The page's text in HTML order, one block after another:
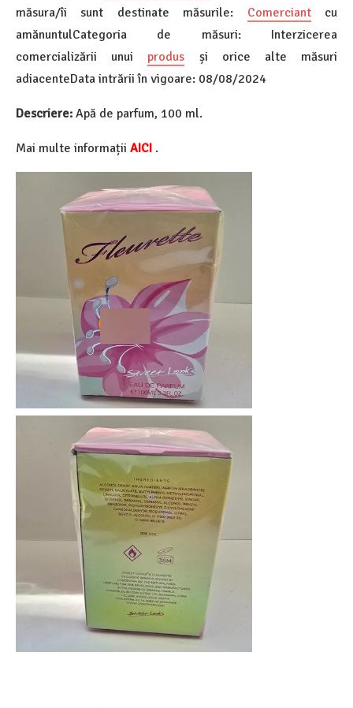
măsura/îi sunt destinate măsurile: Comerciantcu
amănuntulCategoria de măsuri: Interzicerea
comercializării unui produs și orice alte măsuri
adiacenteData intrării în vigoare: 08/08/2024
Descriere: Apă de parfum, 100 ml.
Mai multe informații AICI .